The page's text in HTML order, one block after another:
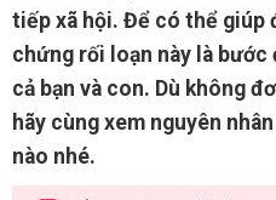
tiếp xã hội. Để có thể giúp
chứng rối loạn này là
cả bạn và con. Dù không
hãy cùng xem nguyên
nào nhé.